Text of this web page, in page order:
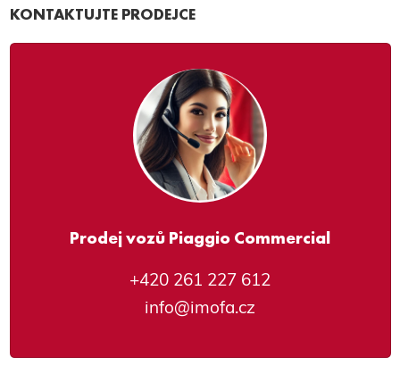
KONTAKTUJTE PRODEJCE
Prodej vozů Piaggio Commercial
+420 261 227 612
info@imofa.cz